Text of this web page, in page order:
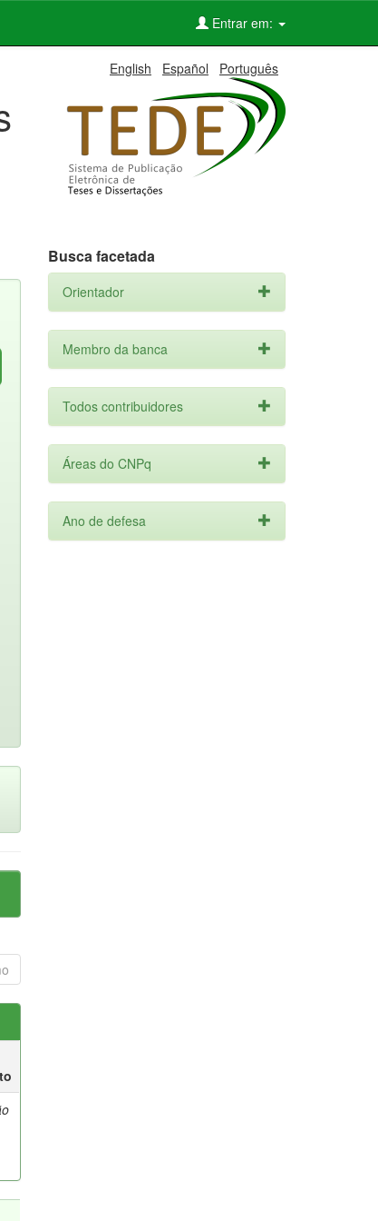
Entrar em:
English Español Português
Busca facetada
Orientador
Membro da banca
Todos contribuidores
Áreas do CNPq
Ano de defesa